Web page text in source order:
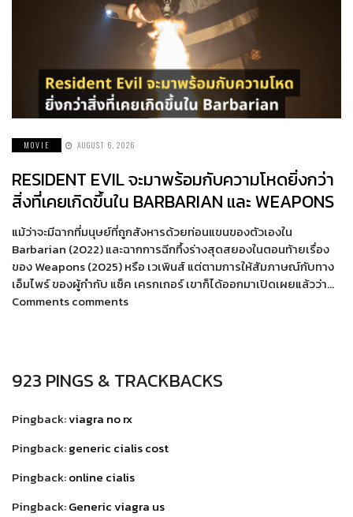
MOVIE AUGUST 6, 2026
RESIDENT EVIL จะมาพร้อมกับความโหดยิ่งกว่า
สิ่งที่เคยเกิดขึ้นใน BARBARIAN และ WEAPONS
แม้ว่าจะมีฉากที่มนุษย์ที่ถูกสังหารด้วยท่อนแขนของตัวเองใน
Barbarian (2022) และฉากการฉีกทึ้งร่างสุดสยองในตอนท้ายเรื่อง
ของ Weapons (2025) หรือ เวเพินส์ แต่ตามการให้สัมภาษณ์กับทาง
เอ็มไพร์ ของผู้กำกับ แซ็ค เครกเกอร์ เขาก็ได้ออกมาเปิดเผยแล้วว่า…
Comments comments
923 PINGS & TRACKBACKS
Pingback:viagra no rx
Pingback:generic cialis cost
Pingback:online cialis
Pingback:Generic viagra us